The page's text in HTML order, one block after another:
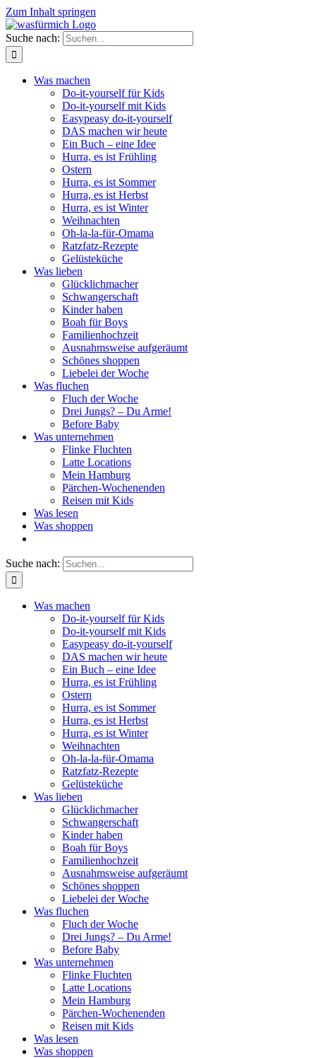
Zum Inhalt springen
Suche nach:
Was machen
Do-it-yourself für Kids
Do-it-yourself mit Kids
Easypeasy do-it-yourself
DAS machen wir heute
Ein Buch – eine Idee
Hurra, es ist Frühling
Ostern
Hurra, es ist Sommer
Hurra, es ist Herbst
Hurra, es ist Winter
Weihnachten
Oh-la-la-für-Omama
Ratzfatz-Rezepte
Gelüsteküche
Was lieben
Glücklichmacher
Schwangerschaft
Kinder haben
Boah für Boys
Familienhochzeit
Ausnahmsweise aufgeräumt
Schönes shoppen
Liebelei der Woche
Was fluchen
Fluch der Woche
Drei Jungs? – Du Arme!
Before Baby
Was unternehmen
Flinke Fluchten
Latte Locations
Mein Hamburg
Pärchen-Wochenenden
Reisen mit Kids
Was lesen
Was shoppen
Suche nach:
Was machen
Do-it-yourself für Kids
Do-it-yourself mit Kids
Easypeasy do-it-yourself
DAS machen wir heute
Ein Buch – eine Idee
Hurra, es ist Frühling
Ostern
Hurra, es ist Sommer
Hurra, es ist Herbst
Hurra, es ist Winter
Weihnachten
Oh-la-la-für-Omama
Ratzfatz-Rezepte
Gelüsteküche
Was lieben
Glücklichmacher
Schwangerschaft
Kinder haben
Boah für Boys
Familienhochzeit
Ausnahmsweise aufgeräumt
Schönes shoppen
Liebelei der Woche
Was fluchen
Fluch der Woche
Drei Jungs? – Du Arme!
Before Baby
Was unternehmen
Flinke Fluchten
Latte Locations
Mein Hamburg
Pärchen-Wochenenden
Reisen mit Kids
Was lesen
Was shoppen